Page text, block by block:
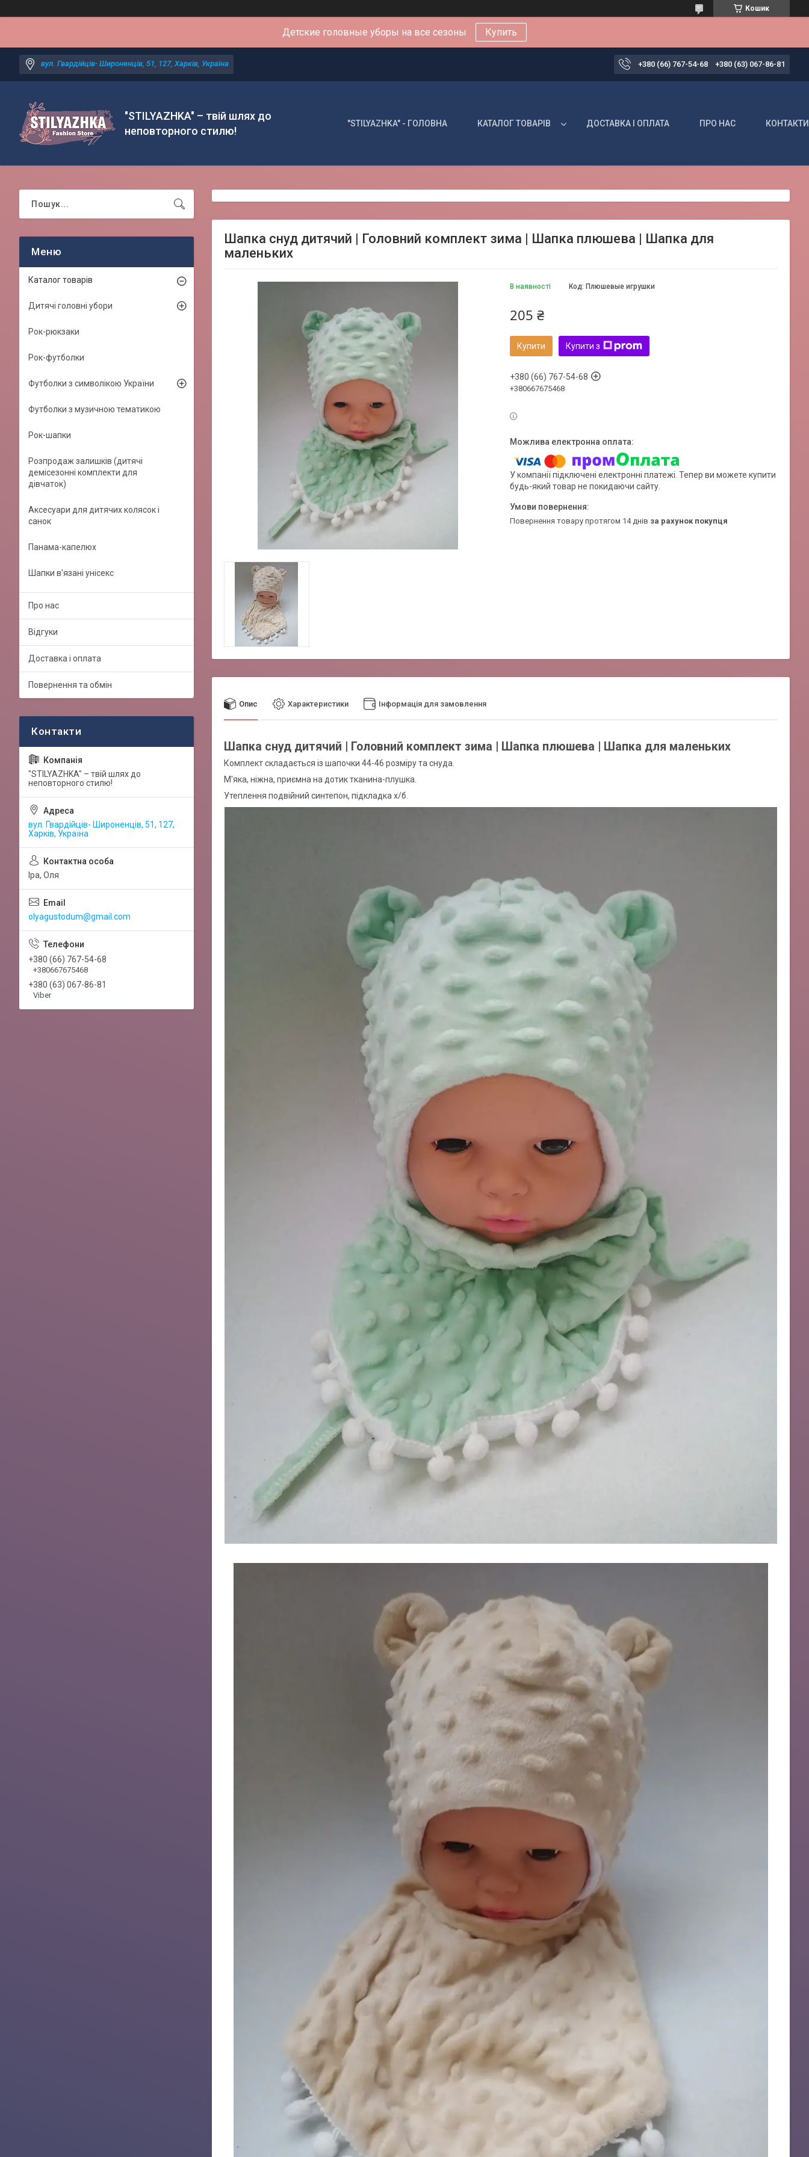
Кошик
Детские головные уборы на все сезоны Купить
вул. Гвардійців- Широненців, 51, 127, Харків, Україна +380 (66) 767-54-68 +380 (63) 067-86-81
"STILYAZHKA" – твій шлях до
неповторного стилю!
"STILYAZHKA" - ГОЛОВНА КАТАЛОГ ТОВАРІВ ДОСТАВКА І ОПЛАТА ПРО НАС КОНТАКТИ
Шапка снуд дитячий | Головний комплект зима | Шапка плюшева | Шапка для
маленьких
В наявності Код: Плюшевые игрушки
205 ₴
Купити Купити з
+380 (66) 767-54-68
+380667675468
У компанії підключені електронні платежі. Тепер ви можете купити
будь-який товар не покидаючи сайту.
повернення товару протягом 14 днів за рахунок покупця
Опис Характеристики Інформація для замовлення
Шапка снуд дитячий | Головний комплект зима | Шапка плюшева | Шапка для маленьких
Комплект складається із шапочки 44-46 розміру та снуда.
М'яка, ніжна, приємна на дотик тканина-плушка.
Утеплення подвійний синтепон, підкладка х/б.
Каталог товарів
Дитячі головні убори
Рок-рюкзаки
Рок-футболки
Футболки з символікою України
Футболки з музичною тематикою
Рок-шапки
Розпродаж залишків (дитячі
демісезонні комплекти для
дівчаток)
Аксесуари для дитячих колясок і
санок
Панама-капелюх
Шапки в'язані унісекс
Про нас
Відгуки
Доставка і оплата
Повернення та обмін
"STILYAZHKA" – твій шлях до
неповторного стилю!
вул. Гвардійців- Широненців, 51, 127,
Харків, Україна
Іра, Оля
olyagustodum@gmail.com
+380 (66) 767-54-68
+380667675468
+380 (63) 067-86-81
Viber